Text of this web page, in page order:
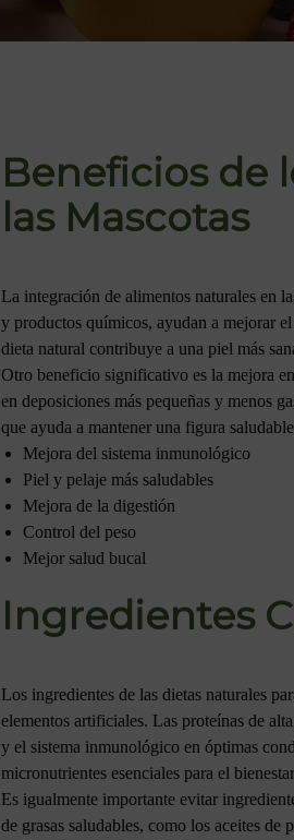
Beneficios de
las Mascotas
La integración de alimentos naturales en
y productos químicos, ayudan a mejorar
dieta natural contribuye a una piel más
Otro beneficio significativo es la mejora
en deposiciones más pequeñas y menos
que ayuda a mantener una figura
Mejora del sistema inmunológico
Piel y pelaje más saludables
Mejora de la digestión
Control del peso
Mejor salud bucal
Ingredientes
Los ingredientes de las dietas naturales
elementos artificiales. Las proteínas de
y el sistema inmunológico en óptimas
micronutrientes esenciales para el
Es igualmente importante evitar
de grasas saludables, como los aceites